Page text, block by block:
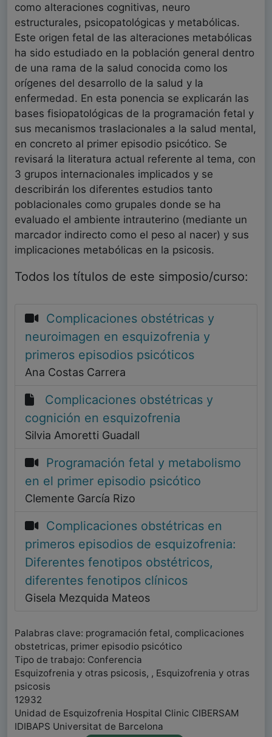
como alteraciones cognitivas, neuro
estructurales, psicopatológicas y metabólicas.
Este origen fetal de las alteraciones metabólicas
ha sido estudiado en la población general dentro
de una rama de la salud conocida como los
orígenes del desarrollo de la salud y la
enfermedad. En esta ponencia se explicarán las
bases fisiopatológicas de la programación fetal y
sus mecanismos traslacionales a la salud mental,
en concreto al primer episodio psicótico. Se
revisará la literatura actual referente al tema, con
3 grupos internacionales implicados y se
describirán los diferentes estudios tanto
poblacionales como grupales donde se ha
evaluado el ambiente intrauterino (mediante un
marcador indirecto como el peso al nacer) y sus
implicaciones metabólicas en la psicosis.
Todos los títulos de este simposio/curso:
Complicaciones obstétricas y
neuroimagen en esquizofrenia y
primeros episodios psicóticos
Ana Costas Carrera
Complicaciones obstétricas y
cognición en esquizofrenia
Silvia Amoretti Guadall
Programación fetal y metabolismo
en el primer episodio psicótico
Clemente García Rizo
Complicaciones obstétricas en
primeros episodios de esquizofrenia:
Diferentes fenotipos obstétricos,
diferentes fenotipos clínicos
Gisela Mezquida Mateos
Palabras clave: programación fetal, complicaciones
obstetricas, primer episodio psicótico
Tipo de trabajo: Conferencia
Esquizofrenia y otras psicosis, , Esquizofrenia y otras
psicosis
12932
Unidad de Esquizofrenia Hospital Clinic CIBERSAM
IDIBAPS Universitat de Barcelona